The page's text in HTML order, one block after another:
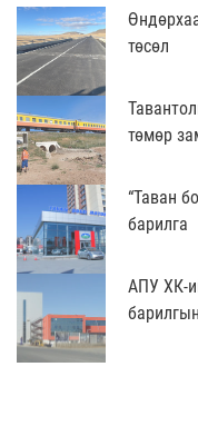
төсөл
төмөр
“Таван
барилга
АПУ ХК-